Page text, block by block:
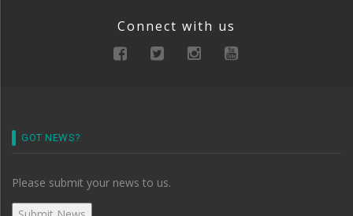
Connect with us
GOT NEWS?
Please submit your news to us.